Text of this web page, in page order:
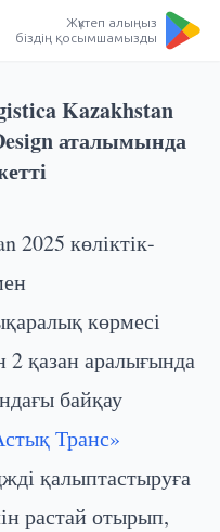
Жүктеп алыңыз
біздің қосымшамызды
Kazakhstan
аталымында
2025 көліктік-
көрмесі
қазан аралығында
байқау
Транс»
қалыптастыруға
растай отырып,